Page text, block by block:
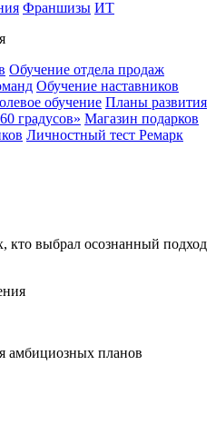
Франшизы ИТ
Обучение отдела продаж
Обучение наставников
обучение Планы развития
градусов» Магазин подарков
Личностный тест Ремарк
кто выбрал осознанный подход
амбициозных планов